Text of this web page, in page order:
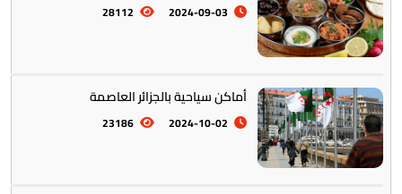
تخطيط الرحلات والتنقل
2024-09-03
28112
أماكن سياحية بالجزائر العاصمة
2024-10-02
23186